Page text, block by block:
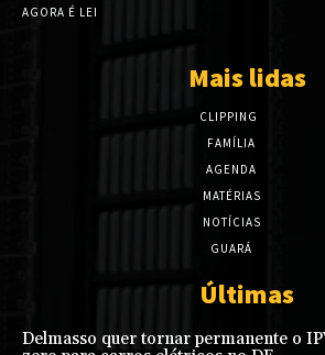
AGORA É LEI
Mais lidas
CLIPPING
FAMÍLIA
AGENDA
MATÉRIAS
NOTÍCIAS
GUARÁ
Últimas
Delmasso quer tornar permanente o